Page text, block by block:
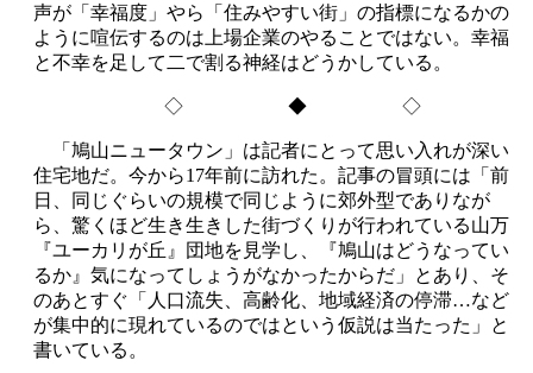
声が「幸福度」やら「住みやすい街」の指標になるかの
ように喧伝するのは上場企業のやることではない。幸福
と不幸を足して二で割る神経はどうかしている。
◇ ◆ ◇
「鳩山ニュータウン」は記者にとって思い入れが深い
住宅地だ。今から17年前に訪れた。記事の冒頭には「前
日、同じぐらいの規模で同じように郊外型でありなが
ら、驚くほど生き生きした街づくりが行われている山万
『ユーカリが丘』団地を見学し、『鳩山はどうなってい
るか』気になってしょうがなかったからだ」とあり、そ
のあとすぐ「人口流失、高齢化、地域経済の停滞…など
が集中的に現れているのではという仮説は当たった」と
書いている。